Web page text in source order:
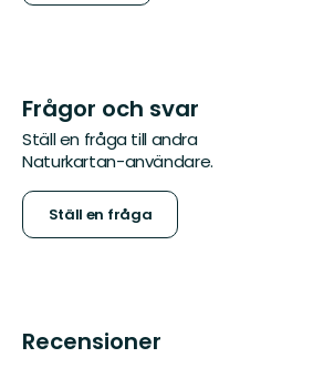
Frågor och svar
Ställ en fråga till andra
Naturkartan-användare.
Ställ en fråga
Recensioner